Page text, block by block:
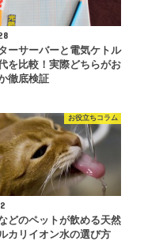
ーサーバーと電気ケトル
を比較！実際どちらがお
徹底検証
お役立ちコラム
どのペットが飲める天然
カリイオン水の選び方